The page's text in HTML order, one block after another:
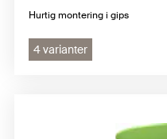
Hurtig montering i gips
4 varianter